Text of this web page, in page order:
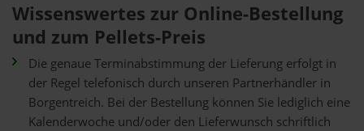
Wissenswertes zur Online-Bestellung
und zum Pellets-Preis
Die genaue Terminabstimmung der Lieferung erfolgt in
der Regel telefonisch durch unseren Partnerhändler in
Borgentreich. Bei der Bestellung können Sie lediglich eine
Kalenderwoche und/oder den Lieferwunsch schriftlich